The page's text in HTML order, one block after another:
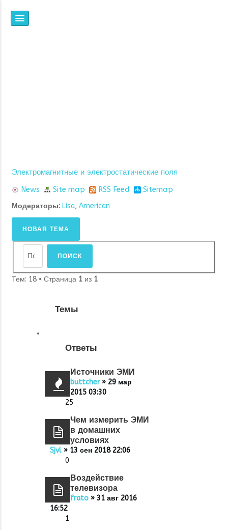
Электромагнитные и электростатические поля
News
Site map RSS Feed Sitemap
Модераторы: Lisa, American
НОВАЯ ТЕМА
Тем: 18 • Страница 1 из 1
Темы
Ответы
Источники ЭМИ
buttcher» 29 мар
2015 03:30
25
Чем измерить ЭМИ
в домашних
условиях
Sjvl » 13 сен 2018 22:06
0
Воздействие
телевизора
frato » 31 авг 2016
16:52
1